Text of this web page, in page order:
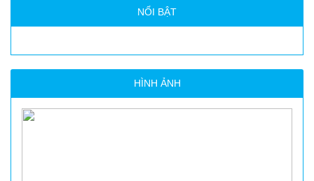
NỔI BẬT
HÌNH ẢNH